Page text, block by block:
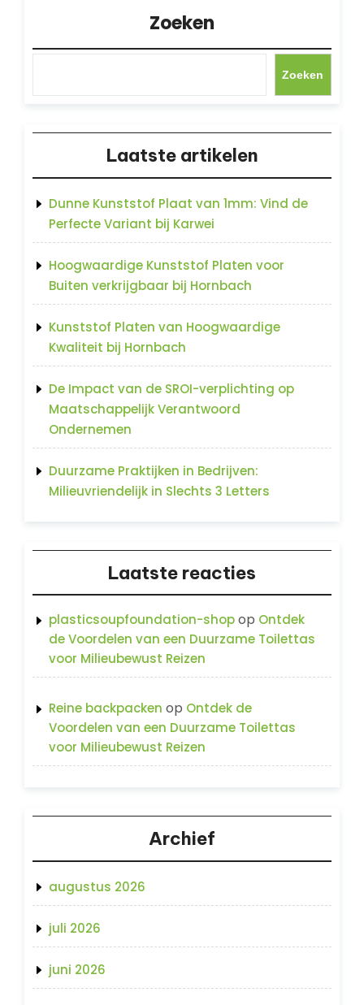
Zoeken
Zoeken
Laatste artikelen
Dunne Kunststof Plaat van 1mm: Vind de
Perfecte Variant bij Karwei
Hoogwaardige Kunststof Platen voor
Buiten verkrijgbaar bij Hornbach
Kunststof Platen van Hoogwaardige
Kwaliteit bij Hornbach
De Impact van de SROI-verplichting op
Maatschappelijk Verantwoord
Ondernemen
Duurzame Praktijken in Bedrijven:
Milieuvriendelijk in Slechts 3 Letters
Laatste reacties
plasticsoupfoundation-shopop Ontdek
de Voordelen van een Duurzame Toilettas
voor Milieubewust Reizen
Reine backpacken op Ontdek de
Voordelen van een Duurzame Toilettas
voor Milieubewust Reizen
Archief
augustus 2026
juli 2026
juni 2026